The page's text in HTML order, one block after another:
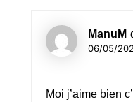
ManuM
06/05/
Moi j’aime bien